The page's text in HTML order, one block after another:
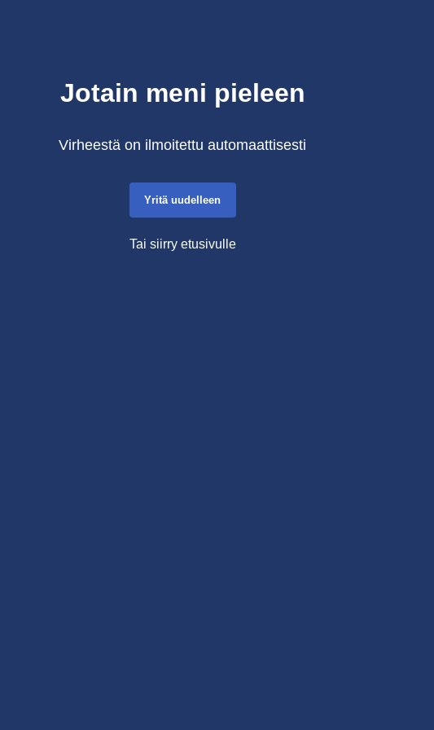
Jotain meni pieleen
Virheestä on ilmoitettu automaattisesti
Yritä uudelleen
Tai siirry etusivulle